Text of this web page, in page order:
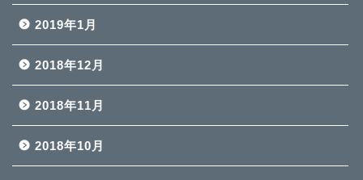
2019年1月
2018年12月
2018年11月
2018年10月